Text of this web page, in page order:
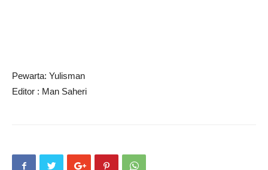
Pewarta: Yulisman
Editor : Man Saheri